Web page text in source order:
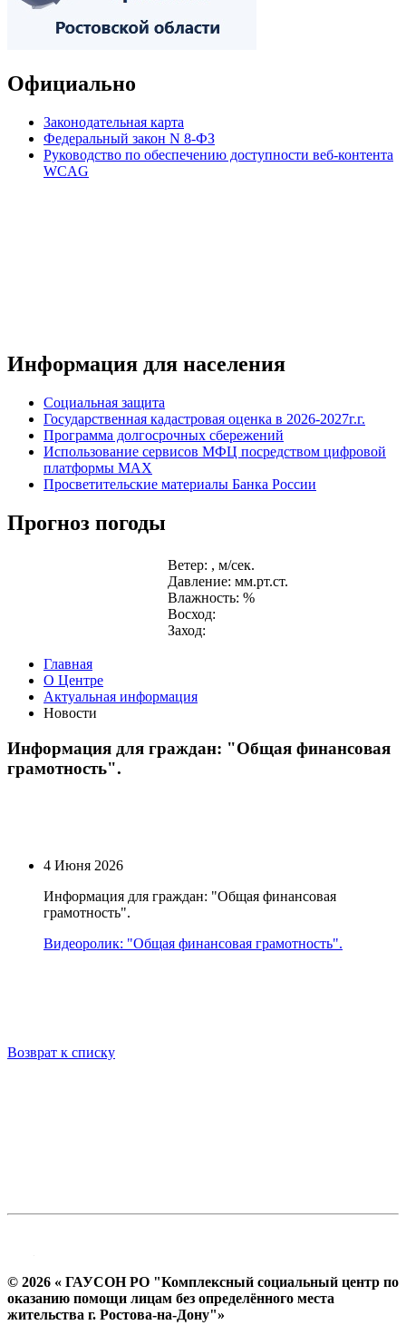
Официально
Законодательная карта
Федеральный закон N 8-ФЗ
Руководство по обеспечению доступности веб-контента
WCAG
Информация для населения
Социальная защита
Государственная кадастровая оценка в 2026-2027г.г.
Программа долгосрочных сбережений
Использование сервисов МФЦ посредством цифровой
платформы MAX
Просветительские материалы Банка России
Прогноз погоды
Ветер: , м/сек.
Давление: мм.рт.ст.
Влажность: %
Восход:
Заход:
Главная
О Центре
Актуальная информация
Новости
Информация для граждан: "Общая финансовая
грамотность".
4 Июня 2026
Информация для граждан: "Общая финансовая
грамотность".
Видеоролик: "Общая финансовая грамотность".
Возврат к списку
© 2026 « ГАУСОН РО "Комплексный социальный центр по
оказанию помощи лицам без определённого места
жительства г. Ростова-на-Дону"»